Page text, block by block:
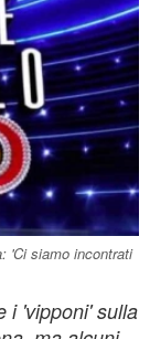
'Ci siamo incontrati
i 'vipponi' sulla